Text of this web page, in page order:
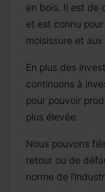
en bois. Il est de
et est connu
moisissure et aux
En plus des
continuons à
pour pouvoir
plus élevée.
Nous pouvons
retour ou de
norme de